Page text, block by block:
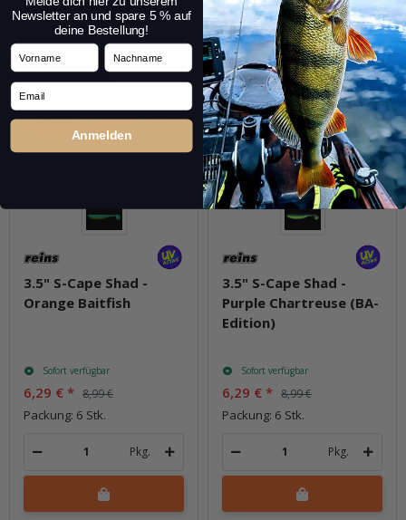
Frage zum Artikel Frage zum Artikel
30% Rabatt
3.5" S-Cape Shad -
Orange Baitfish
Sofort verfügbar
6,29 € * 8,99 €
Packung: 6 Stk.
Pkg.
30% Rabatt
3.5" S-Cape Shad -
Purple Chartreuse (BA-
Edition)
Sofort verfügbar
6,29 € * 8,99 €
Packung: 6 Stk.
Pkg.
Newsletter an und spare 5 % auf
deine Bestellung!
Vorname Nachname
Email
Anmelden